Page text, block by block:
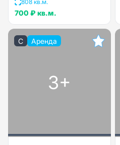
808 кв.м.
700 ₽ кв.м.
C Аренда
3+